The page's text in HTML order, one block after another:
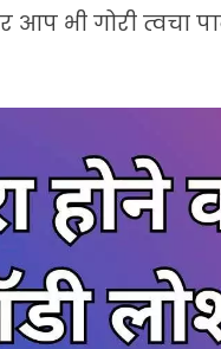
आप भी गोरी त्वचा